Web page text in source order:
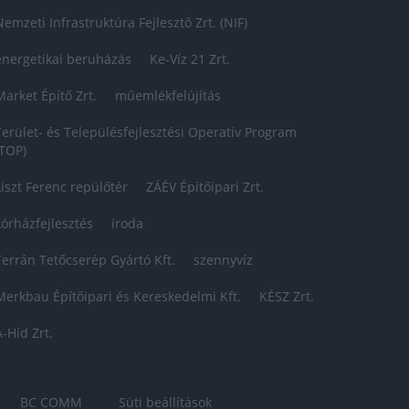
Infrastruktúra Fejlesztő Zrt. (NIF)
beruházás Ke-Víz 21 Zrt.
Építő Zrt. műemlékfelújítás
és Településfejlesztési Operatív Program
Ferenc repülőtér ZÁÉV Építőipari Zrt.
iroda
Tetőcserép Gyártó Kft. szennyvíz
Építőipari és Kereskedelmi Kft. KÉSZ Zrt.
Híd Zrt.
BC COMM Süti beállítások